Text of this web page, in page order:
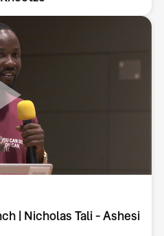
| Nicholas Tali - Ashesi